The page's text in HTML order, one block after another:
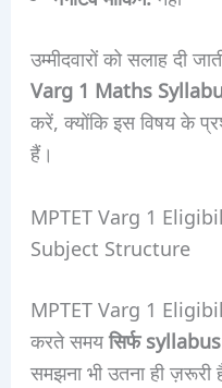
उम्मीदवारों को सलाह दी
Varg 1 Maths
करें, क्योंकि इस विषय के
हैं।
MPTET Varg 1
Subject Structure
MPTET Varg 1
करते समयसिर्फ syllabus
समझना भी उतना ही ज़रूरी